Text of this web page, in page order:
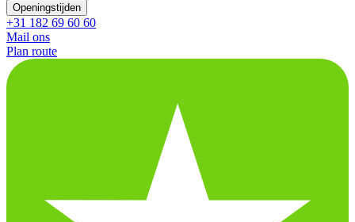
Openingstijden
+31 182 69 60 60
Mail ons
Plan route